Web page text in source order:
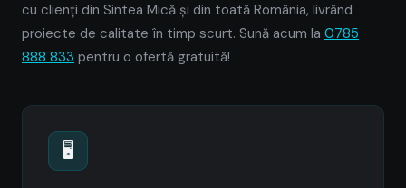
cu clienți din Sintea Mică și din toată România, livrând
proiecte de calitate în timp scurt. Sună acum la 0785
888 833 pentru o ofertă gratuită!
🖥